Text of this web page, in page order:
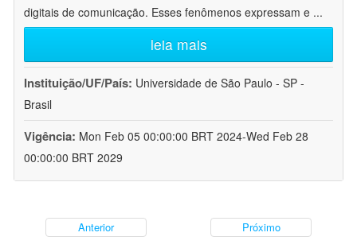
digitais de comunicação. Esses fenômenos expressam e ...
leia mais
Instituição/UF/País: Universidade de São Paulo - SP -
Brasil
Vigência: Mon Feb 05 00:00:00 BRT 2024-Wed Feb 28
00:00:00 BRT 2029
Anterior Próximo